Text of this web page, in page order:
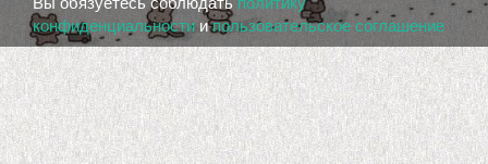
конфиденциальностиипользовательское соглашение